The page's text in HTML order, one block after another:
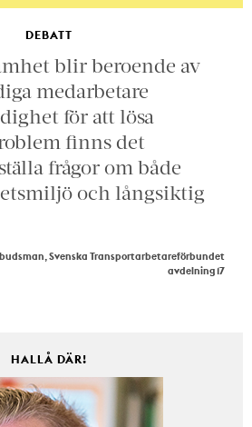
DEBATT
blir beroende av
medarbetare
för att lösa
finns det
frågor om både
och långsiktig
Svenska Transportarbetareförbundet
avdelning 17
HALLÅ DÄR!